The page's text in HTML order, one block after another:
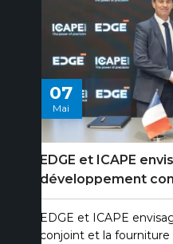
07
Mai
EDGE et ICAPE
développement
locale de sous-
critiques
EDGE et ICAPE
conjoint et la